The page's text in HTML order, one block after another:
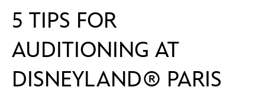
5 TIPS FOR
AUDITIONING AT
DISNEYLAND® PARIS